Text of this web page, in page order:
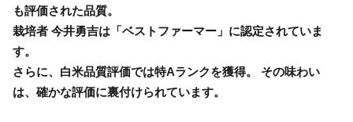
も評価された品質。
栽培者 今井勇吉は「ベストファーマー」に認定されていま
す。
さらに、白米品質評価では特Aランクを獲得。 その味わい
は、確かな評価に裏付けられています。